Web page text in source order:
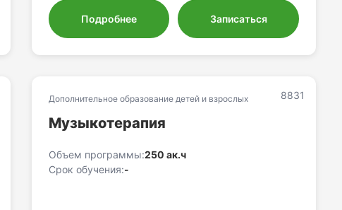
Подробнее Записаться
8831
Дополнительное образование детей и взрослых
Музыкотерапия
Объем программы:250 ак.ч
Срок обучения:-